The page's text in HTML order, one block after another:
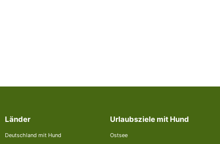
Länder
Deutschland mit Hund
Urlaubsziele mit Hund
Ostsee